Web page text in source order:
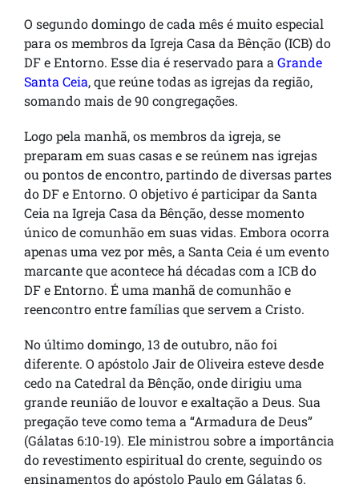
O segundo domingo de cada mês é muito especial
para os membros da Igreja Casa da Bênção (ICB) do
DF e Entorno. Esse dia é reservado para a Grande
Santa Ceia, que reúne todas as igrejas da região,
somando mais de 90 congregações.
Logo pela manhã, os membros da igreja, se
preparam em suas casas e se reúnem nas igrejas
ou pontos de encontro, partindo de diversas partes
do DF e Entorno. O objetivo é participar da Santa
Ceia na Igreja Casa da Bênção, desse momento
único de comunhão em suas vidas. Embora ocorra
apenas uma vez por mês, a Santa Ceia é um evento
marcante que acontece há décadas com a ICB do
DF e Entorno. É uma manhã de comunhão e
reencontro entre famílias que servem a Cristo.
No último domingo, 13 de outubro, não foi
diferente. O apóstolo Jair de Oliveira esteve desde
cedo na Catedral da Bênção, onde dirigiu uma
grande reunião de louvor e exaltação a Deus. Sua
pregação teve como tema a “Armadura de Deus”
(Gálatas 6:10-19). Ele ministrou sobre a importância
do revestimento espiritual do crente, seguindo os
ensinamentos do apóstolo Paulo em Gálatas 6.